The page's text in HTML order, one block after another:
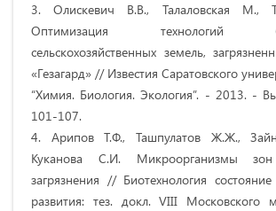
3. Олискевич В.В., Талаловская М.,
Оптимизация технологий
сельскохозяйственных земель,
«Гезагард» // Известия Саратовского
“Химия. Биология. Экология”. - 2013. -
101-107.
4. Арипов Т.Ф., Ташпулатов Ж.Ж.,
Куканова С.И. Микроорганизмы зон
загрязнения // Биотехнология
развития: тез. докл. VIII Московского